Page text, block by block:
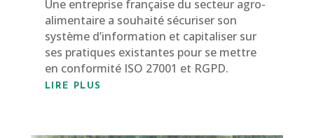
Une entreprise française du secteur agro-
alimentaire a souhaité sécuriser son
système d’information et capitaliser sur
ses pratiques existantes pour se mettre
en conformité ISO 27001 et RGPD.
LIRE PLUS